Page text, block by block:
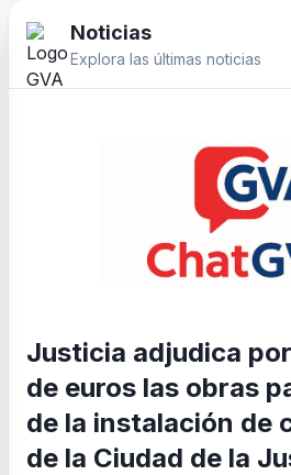
Noticias
Explora las últimas noticias
Justicia adjudica
de euros las obras
de la instalación de
de la Ciudad de la